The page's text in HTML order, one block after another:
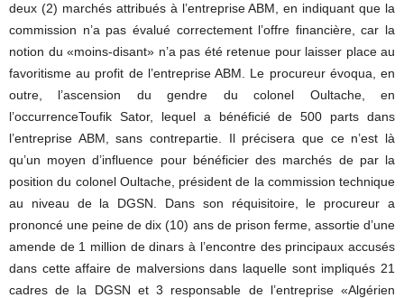
deux (2) marchés attribués à l’entreprise ABM, en indiquant que la
commission n’a pas évalué correctement l’offre financière, car la
notion du «moins-disant» n’a pas été retenue pour laisser place au
favoritisme au profit de l’entreprise ABM. Le procureur évoqua, en
outre, l’ascension du gendre du colonel Oultache, en
l’occurrenceToufik Sator, lequel a bénéficié de 500 parts dans
l’entreprise ABM, sans contrepartie. Il précisera que ce n’est là
qu’un moyen d’influence pour bénéficier des marchés de par la
position du colonel Oultache, président de la commission technique
au niveau de la DGSN. Dans son réquisitoire, le procureur a
prononcé une peine de dix (10) ans de prison ferme, assortie d’une
amende de 1 million de dinars à l’encontre des principaux accusés
dans cette affaire de malversions dans laquelle sont impliqués 21
cadres de la DGSN et 3 responsable de l’entreprise «Algérien